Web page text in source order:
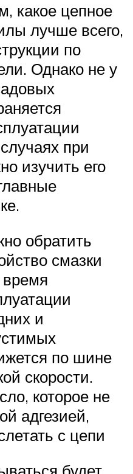
какое цепное
лучше всего,
по
Однако не у
при
изучить его
обратить
смазки
время
и
по шине
скорости.
которое не
адгезией,
с цепи